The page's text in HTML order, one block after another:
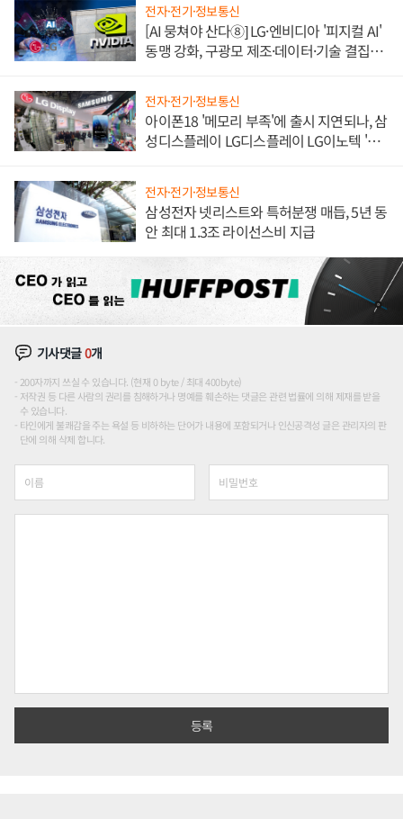
전자·전기·정보통신
[AI 뭉쳐야 산다⑧] LG·엔비디아 '피지컬 AI'
동맹 강화, 구광모 제조·데이터·기술 결집
전자·전기·정보통신
아이폰18 '메모리 부족'에 출시 지연되나, 삼
성디스플레이 LG디스플레이 LG이노텍 '탈
전자·전기·정보통신
삼성전자 넷리스트와 특허분쟁 매듭, 5년 동
안 최대 1.3조 라이선스비 지급
기사댓글0개
200자까지 쓰실 수 있습니다. (현재 0 byte / 최대 400byte)
저작권 등 다른 사람의 권리를 침해하거나 명예를 훼손하는 댓글은 관련 법률에 의해 제재를 받을
수 있습니다.
타인에게 불쾌감을 주는 욕설 등 비하하는 단어가 내용에 포함되거나 인신공격성 글은 관리자의 판
단에 의해 삭제 합니다.